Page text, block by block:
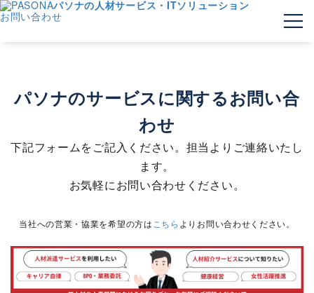
パソナの人材サービス・ITソリューション
お問い合わせ
パソナのサービスに関するお問い合
わせ
下記フォームをご記入ください。担当よりご連絡いたし
ます。
お気軽にお問い合わせください。
当社への営業・協業を希望の方は こちら よりお問い合わせください。